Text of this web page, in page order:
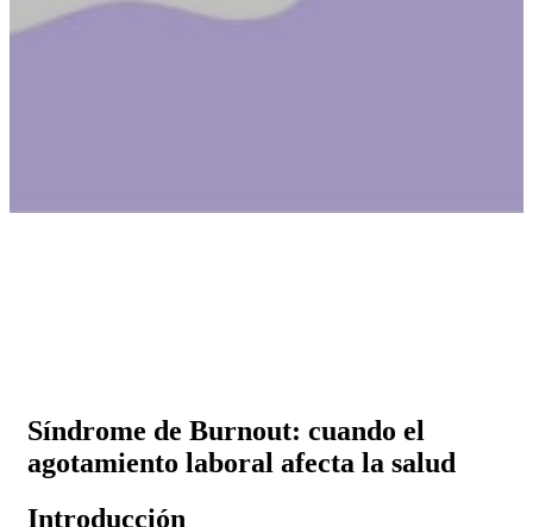
Síndrome de Burnout: cuando el
agotamiento laboral afecta la salud
Introducción